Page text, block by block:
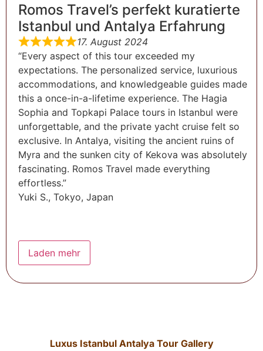
Romos Travel’s perfekt kuratierte
Istanbul und Antalya Erfahrung
17. August 2024
“Every aspect of this tour exceeded my
expectations. The personalized service, luxurious
accommodations, and knowledgeable guides made
this a once-in-a-lifetime experience. The Hagia
Sophia and Topkapi Palace tours in Istanbul were
unforgettable, and the private yacht cruise felt so
exclusive. In Antalya, visiting the ancient ruins of
Myra and the sunken city of Kekova was absolutely
fascinating. Romos Travel made everything
effortless.”
Yuki S., Tokyo, Japan
Laden mehr
Luxus Istanbul Antalya Tour Gallery